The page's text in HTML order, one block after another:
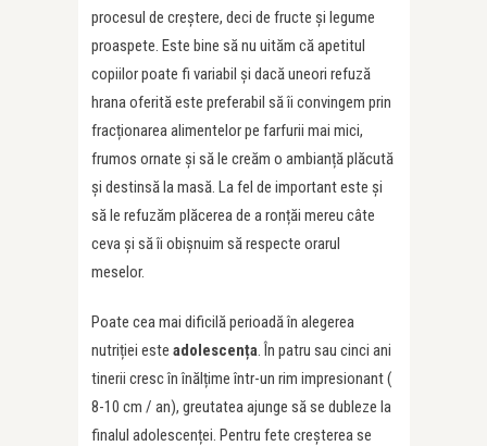
procesul de creștere, deci de fructe și legume
proaspete. Este bine să nu uităm că apetitul
copiilor poate fi variabil și dacă uneori refuză
hrana oferită este preferabil să îi convingem prin
fracționarea alimentelor pe farfurii mai mici,
frumos ornate și să le creăm o ambianță plăcută
și destinsă la masă. La fel de important este și
să le refuzăm plăcerea de a ronțăi mereu câte
ceva și să îi obișnuim să respecte orarul
meselor.
Poate cea mai dificilă perioadă în alegerea
nutriției este adolescența. În patru sau cinci ani
tinerii cresc în înălțime într-un rim impresionant (
8-10 cm / an), greutatea ajunge să se dubleze la
finalul adolescenței. Pentru fete creșterea se